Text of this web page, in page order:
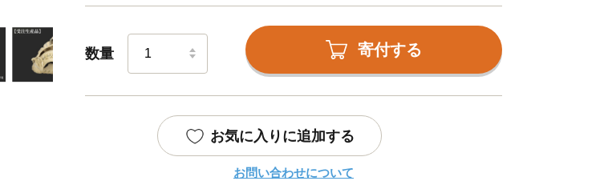
数量 寄付する
お気に入りに追加する
お問い合わせについて